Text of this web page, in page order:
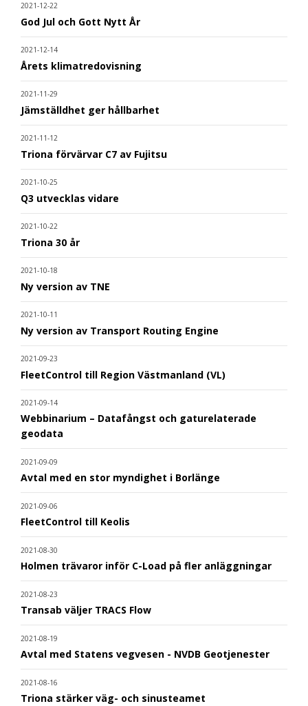
2021-12-22
God Jul och Gott Nytt År
2021-12-14
Årets klimatredovisning
2021-11-29
Jämställdhet ger hållbarhet
2021-11-12
Triona förvärvar C7 av Fujitsu
2021-10-25
Q3 utvecklas vidare
2021-10-22
Triona 30 år
2021-10-18
Ny version av TNE
2021-10-11
Ny version av Transport Routing Engine
2021-09-23
FleetControl till Region Västmanland (VL)
2021-09-14
Webbinarium – Datafångst och gaturelaterade
geodata
2021-09-09
Avtal med en stor myndighet i Borlänge
2021-09-06
FleetControl till Keolis
2021-08-30
Holmen trävaror inför C-Load på fler anläggningar
2021-08-23
Transab väljer TRACS Flow
2021-08-19
Avtal med Statens vegvesen - NVDB Geotjenester
2021-08-16
Triona stärker väg- och sinusteamet